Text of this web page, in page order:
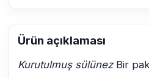
Ürün açıklaması
Kurutulmuş sülünezBir